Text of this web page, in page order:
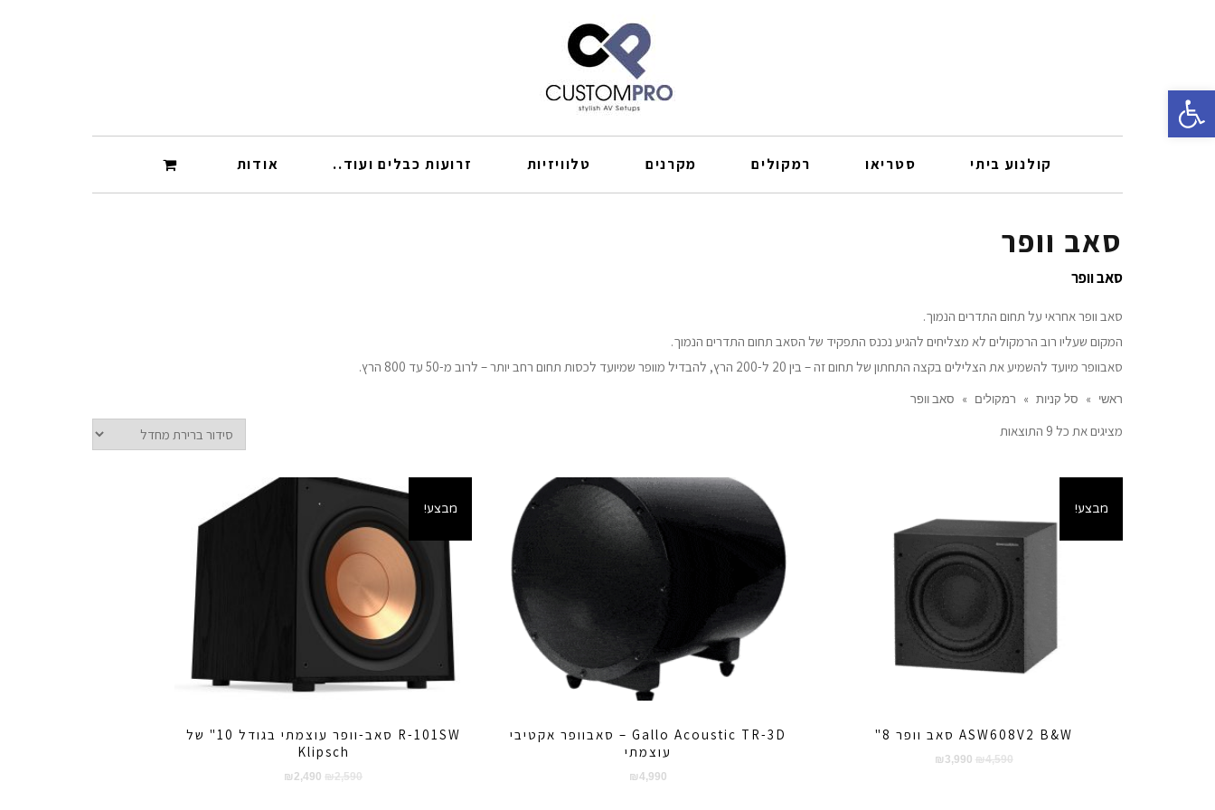
קולנוע ביתי סטריאו רמקולים מקרנים טלוויזיות זרועות כבלים ועוד.. אודות
סאב וופר
סאב וופר
סאב וופר אחראי על תחום התדרים הנמוך.
המקום שעליו רוב הרמקולים לא מצליחים להגיע נכנס התפקיד של הסאב תחום התדרים הנמוך.
סאבוופר מיועד להשמיע את הצלילים בקצה התחתון של תחום זה – בין 20 ל-200 הרץ, להבדיל מוופר שמיועד לכסות תחום רחב יותר – לרוב מ-50 עד 800 הרץ.
ראשי » סל קניות » רמקולים » סאב וופר
מציגים את כל ⁦9⁩ התוצאות
מבצע!
ASW608V2 B&W סאב וופר 8"
₪4,590
המחיר₪ 3,990
Gallo Acoustic TR-3D – סאבוופר אקטיבי
עוצמתי
₪4,990
מבצע!
R-101SW סאב-וופר עוצמתי בגודל 10" של
Klipsch
₪2,590
המחיר₪ 2,490
המחיר
פתח סרגל נגישות